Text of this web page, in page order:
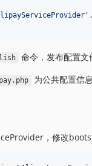
' ,
命令，发布配置文
为公共配置信
，修改